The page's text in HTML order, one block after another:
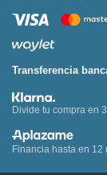
Transferencia
Divide tu compra en
Financia hasta en